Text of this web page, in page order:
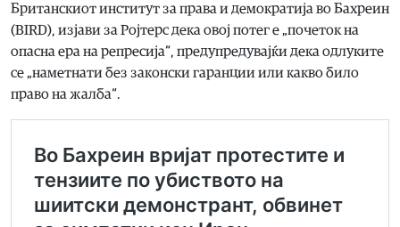
Британскиот институт за права и демократија во Бахреин
(BIRD), изјави за Ројтерс дека овој потег е „почеток на
опасна ера на репресија“, предупредувајќи дека одлуките
се „наметнати без законски гаранции или какво било
право на жалба“.